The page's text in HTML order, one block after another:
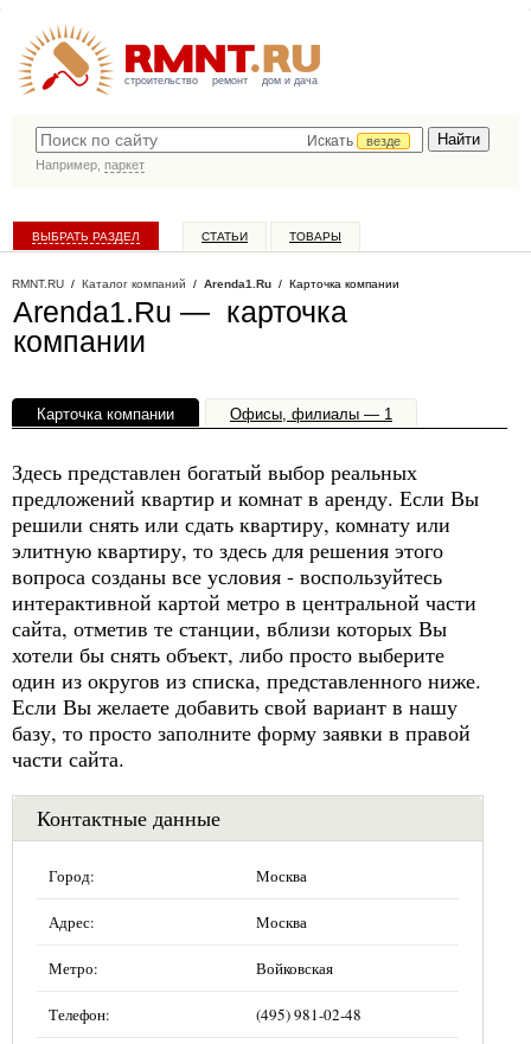
строительство ремонт дом и дача
Искать
везде
Например, паркет
ВЫБРАТЬ РАЗДЕЛ СТАТЬИ ТОВАРЫ
RMNT.RU / Каталог компаний / Arenda1.Ru / Карточка компании
Arenda1.Ru — карточка
компании
Карточка компании Офисы, филиалы — 1
Здесь представлен богатый выбор реальных
предложений квартир и комнат в аренду. Если Вы
решили снять или сдать квартиру, комнату или
элитную квартиру, то здесь для решения этого
вопроса созданы все условия - воспользуйтесь
интерактивной картой метро в центральной части
сайта, отметив те станции, вблизи которых Вы
хотели бы снять объект, либо просто выберите
один из округов из списка, представленного ниже.
Если Вы желаете добавить свой вариант в нашу
базу, то просто заполните форму заявки в правой
части сайта.
Контактные данные
Город: Москва
Адрес: Москва
Метро: Войковская
Телефон: (495) 981-02-48